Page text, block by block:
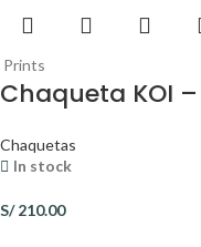
Prints
Chaqueta KOI –
Chaquetas
In stock
S/210.00